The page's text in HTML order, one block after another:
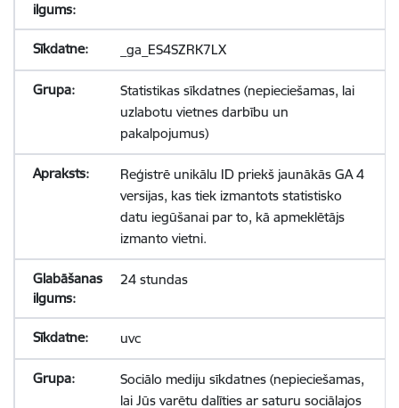
_ga_ES4SZRK7LX
Statistikas sīkdatnes (nepieciešamas, lai
uzlabotu vietnes darbību un
pakalpojumus)
Reģistrē unikālu ID priekš jaunākās GA 4
versijas, kas tiek izmantots statistisko
datu iegūšanai par to, kā apmeklētājs
izmanto vietni.
24 stundas
uvc
Sociālo mediju sīkdatnes (nepieciešamas,
lai Jūs varētu dalīties ar saturu sociālajos